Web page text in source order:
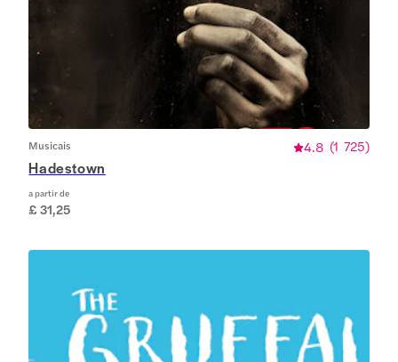
Musicais 4.8 (1 725)
Hadestown
a partir de
£ 31,25